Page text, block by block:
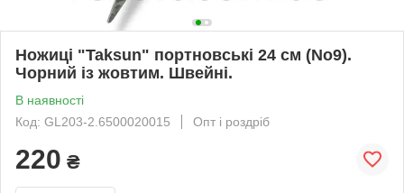
Ножиці "Taksun" портновські 24 см (No9).
Чорний із жовтим. Швейні.
В наявності
Код: GL203-2.6500020015
Опт і роздріб
220 ₴